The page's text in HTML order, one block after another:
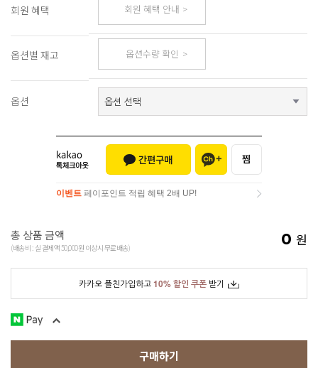
회원 혜택 회원 혜택 안내
옵션별 재고 옵션수량 확인
옵션
이벤트 페이포인트 적립 혜택 2배 UP!
총 상품 금액
(배송비 : 실 결제액 50,000원 이상시 무료배송) 0 원
카카오 플친가입하고10% 할인 쿠폰 받기
구매하기